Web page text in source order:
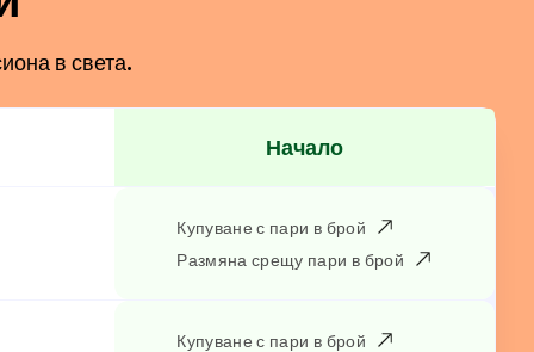
в света.
Начало
Купуване с пари в брой
Размяна срещу пари в брой
Купуване с пари в брой